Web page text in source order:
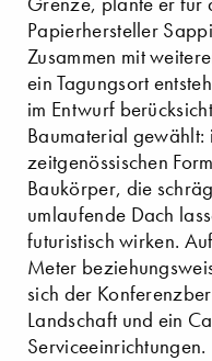
Papierhersteller
Zusammen mit
ein Tagungsort
im Entwurf
Baumaterial gewählt:
zeitgenössischen
Baukörper, die
umlaufende Dach
futuristisch wirken.
Meter
sich der
Landschaft und ein
Serviceeinrichtungen.